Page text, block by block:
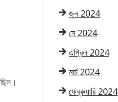
জুন 2024
মে 2024
এপ্রিল 2024
মার্চ 2024
ফেব্রুয়ারি 2024